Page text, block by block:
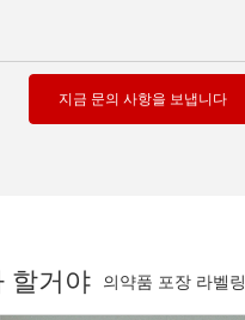
지금 문의 사항을 보냅니다
할거야 의약품 포장 라벨링